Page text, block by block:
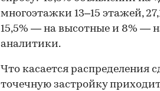
многоэтажки 13–15 этажей,
15,5% — на высотные и 8% —
аналитики.
Что касается распределения
точечную застройку